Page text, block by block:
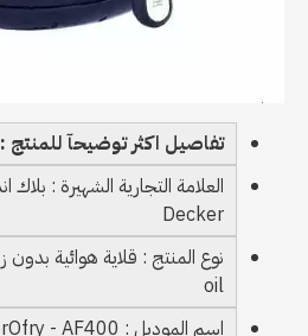
تفاصيل اكثر توضيحآ للمنتج :
Decker
oil
اسم الموديل : AerOfry - AF400